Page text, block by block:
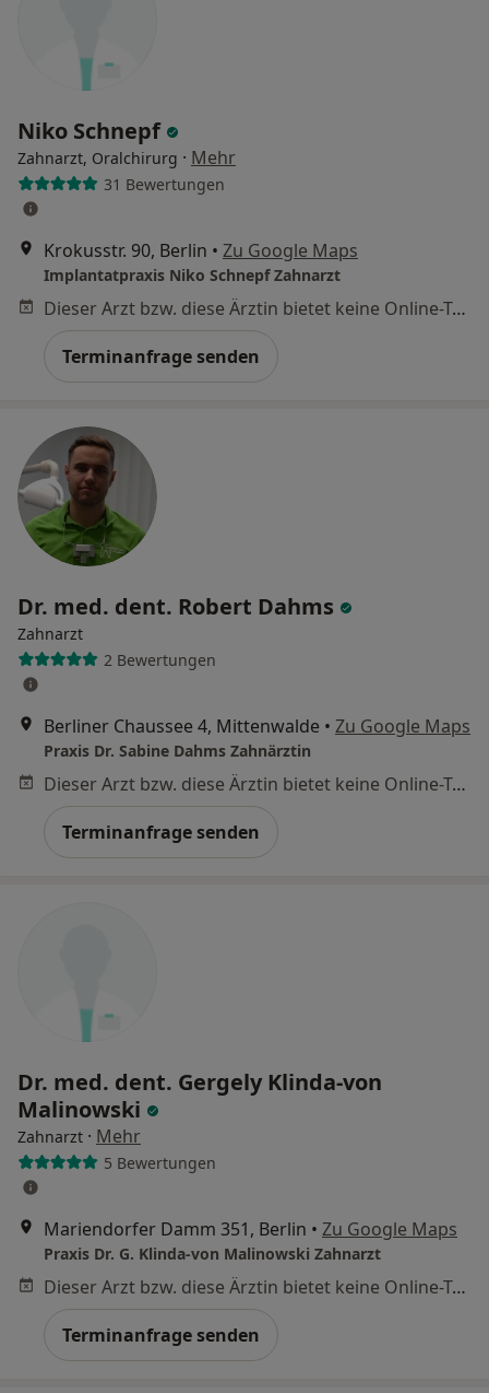
Niko Schnepf
Zahnarzt, Oralchirurg · Mehr
31 Bewertungen
Krokusstr. 90, Berlin • Zu Google Maps
Implantatpraxis Niko Schnepf Zahnarzt
Dieser Arzt bzw. diese Ärztin bietet keine Online-Terminbuchung an diesem Standort an.
Terminanfrage senden
Dr. med. dent. Robert Dahms
Zahnarzt
2 Bewertungen
Berliner Chaussee 4, Mittenwalde • Zu Google Maps
Praxis Dr. Sabine Dahms Zahnärztin
Dieser Arzt bzw. diese Ärztin bietet keine Online-Terminbuchung an diesem Standort an.
Terminanfrage senden
Dr. med. dent. Gergely Klinda-von
Malinowski
Zahnarzt · Mehr
5 Bewertungen
Mariendorfer Damm 351, Berlin • Zu Google Maps
Praxis Dr. G. Klinda-von Malinowski Zahnarzt
Dieser Arzt bzw. diese Ärztin bietet keine Online-Terminbuchung an diesem Standort an.
Terminanfrage senden